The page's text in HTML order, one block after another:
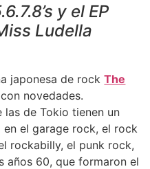
y el EP
Ludella
japonesa de rockThe
novedades.
las de Tokio tienen un
el garage rock, el rock
rockabilly, el punk rock,
años 60, que formaron el